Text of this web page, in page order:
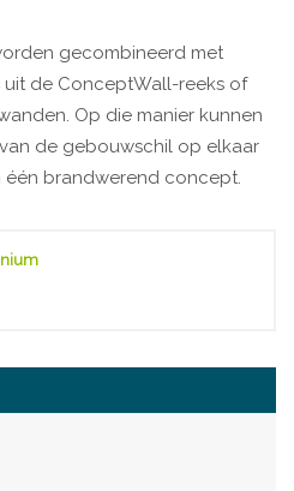
gecombineerd met
de ConceptWall-reeks of
Op die manier kunnen
de gebouwschil op elkaar
brandwerend concept.